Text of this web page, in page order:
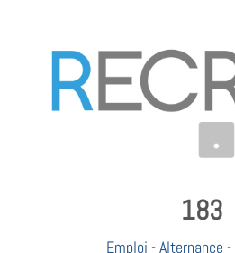
183
Emploi -Alternance -